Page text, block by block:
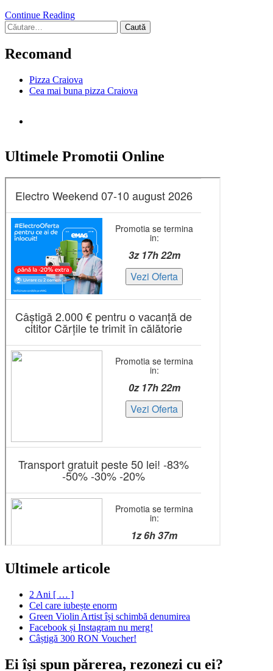
Continue Reading
Caută
după:
Recomand
Pizza Craiova
Cea mai buna pizza Craiova
Ultimele Promotii Online
Ultimele articole
2 Ani [ … ]
Cel care iubește enorm
Green Violin Artist își schimbă denumirea
Facebook și Instagram nu merg!
Câștigă 300 RON Voucher!
Ei își spun părerea, rezonezi cu ei?